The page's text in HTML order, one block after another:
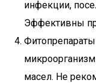
инфекции,
Эффективны
масел. Не